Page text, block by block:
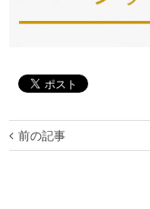
前の記事